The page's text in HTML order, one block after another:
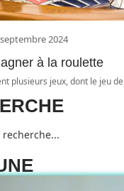
2024
à la roulette
plusieurs jeux, dont le jeu